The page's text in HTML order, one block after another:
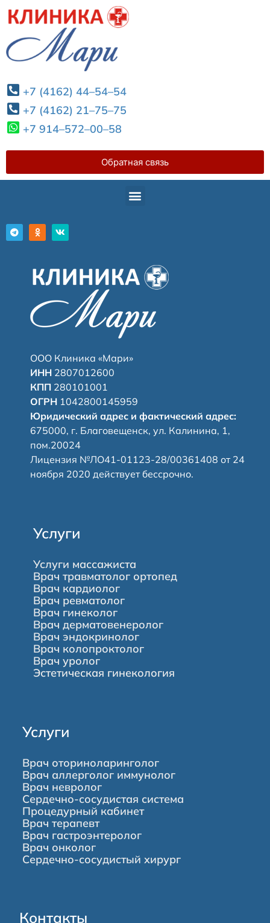
+7 (4162) 44–54–54
+7 (4162) 21–75–75
+7 914–572–00–58
Обратная связь
ООО Клиника «Мари»
ИНН2807012600
КПП280101001
ОГРН1042800145959
Юридический адрес и фактический адрес:
675000, г. Благовещенск, ул. Калинина, 1,
пом.20024
Лицензия №ЛО41-01123-28/00361408 от 24
ноября 2020 действует бессрочно.
Услуги
Услуги массажиста
Врач травматолог ортопед
Врач кардиолог
Врач ревматолог
Врач гинеколог
Врач дерматовенеролог
Врач эндокринолог
Врач колопроктолог
Врач уролог
Эстетическая гинекология
Услуги
Врач оториноларинголог
Врач аллерголог иммунолог
Врач невролог
Сердечно-сосудистая система
Процедурный кабинет
Врач терапевт
Врач гастроэнтеролог
Врач онколог
Сердечно-сосудистый хирург
Контакты